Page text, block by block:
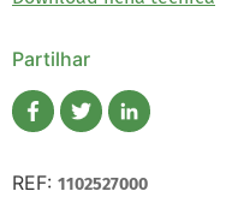
Partilhar
REF: 1102527000